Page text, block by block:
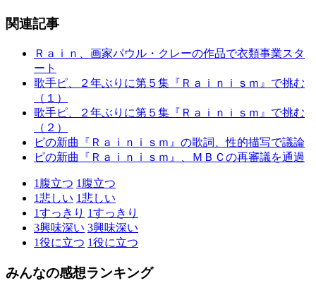
関連記事
Ｒａｉｎ、画家パウル・クレーの作品で衣類事業スタ
ート
歌手ピ、２年ぶりに第５集『Ｒａｉｎｉｓｍ』で挑む
（１）
歌手ピ、２年ぶりに第５集『Ｒａｉｎｉｓｍ』で挑む
（２）
ピの新曲『Ｒａｉｎｉｓｍ』の歌詞、性的描写で議論
ピの新曲『Ｒａｉｎｉｓｍ』、ＭＢＣの再審議を通過
1 腹立つ 1 腹立つ
1悲しい 1悲しい
1すっきり 1すっきり
3興味深い 3興味深い
1役に立つ 1役に立つ
みんなの感想ランキング